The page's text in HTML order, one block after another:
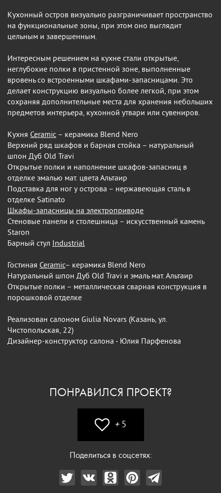
Кухонный остров визуально разграничивает пространство
на функциональные зоны, при этом оно выглядит
цельным и завершенным.
Интересным решением на кухне стали открытые,
неглубокие полки в пристенной зоне, выполненные
вровень со встроенными шкафами-запасницами. Это
делает конструкцию визуально более легкой, при этом
сохраняя дополнительные места для хранения небольших
предметов интерьера, кухонной утвари или сувениров.
Кухня Ceramic – керамика Blend Nero
Верхний ряд шкафов и барная стойка – натуральный
шпон Дуб Old Travi
Открытые полки и наполнение шкафов-запасниц в
отделке эмалью мат. цвета Альтаир
Подставка для ног у острова – нержавеющая сталь в
отделке Satinato
Шкафы-запасницы на электроприводе
Стеновые панели и столешница – искусственный камень
Staron
Барный стул Industrial
Гостиная Ceramic– керамика Blend Nero
Натуральный шпон Дуб Old Travi и эмаль мат. Альтаир
Открытые полки – металлическая сварная конструкция в
порошковой отделке
Реализован салоном Giulia Novars (Казань, ул.
Чистопольская, 22)
Дизайнер-конструктор салона - Юлия Парфенова
ПОНРАВИЛСЯ ПРОЕКТ?
+ 5
Поделиться в соцсетях: